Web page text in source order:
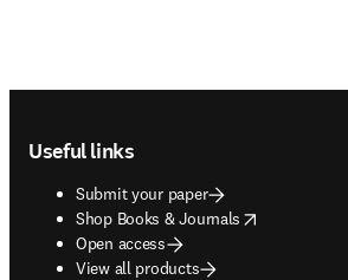
Useful links
Submit your paper
Shop Books & Journals
opens in new tab/window
Open access
View all products